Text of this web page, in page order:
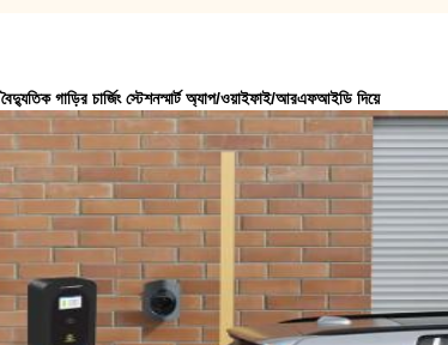
বৈদ্যুতিক গাড়ির চার্জিং স্টেশনস্মার্ট অ্যাপ/ওয়াইফাই/আরএফআইডি দিয়ে